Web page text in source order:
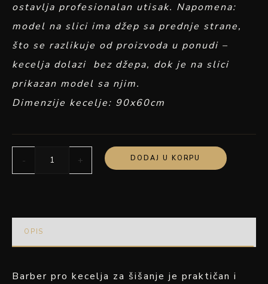
ostavlja profesionalan utisak. Napomena:
model na slici ima džep sa prednje strane,
što se razlikuje od proizvoda u ponudi –
kecelja dolazi bez džepa, dok je na slici
prikazan model sa njim.
Dimenzije kecelje: 90x60cm
- + DODAJ U KORPU
OPIS
Barber pro kecelja za šišanje je praktičan i